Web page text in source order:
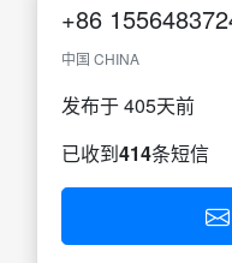
+86
中国 CHINA
发布于 405天前
已收到414条短信